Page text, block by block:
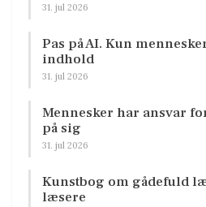
31. jul 2026
Pas på AI. Kun
indhold
31. jul 2026
Mennesker har ansvar
på sig
31. jul 2026
Kunstbog om gådefuld
læsere